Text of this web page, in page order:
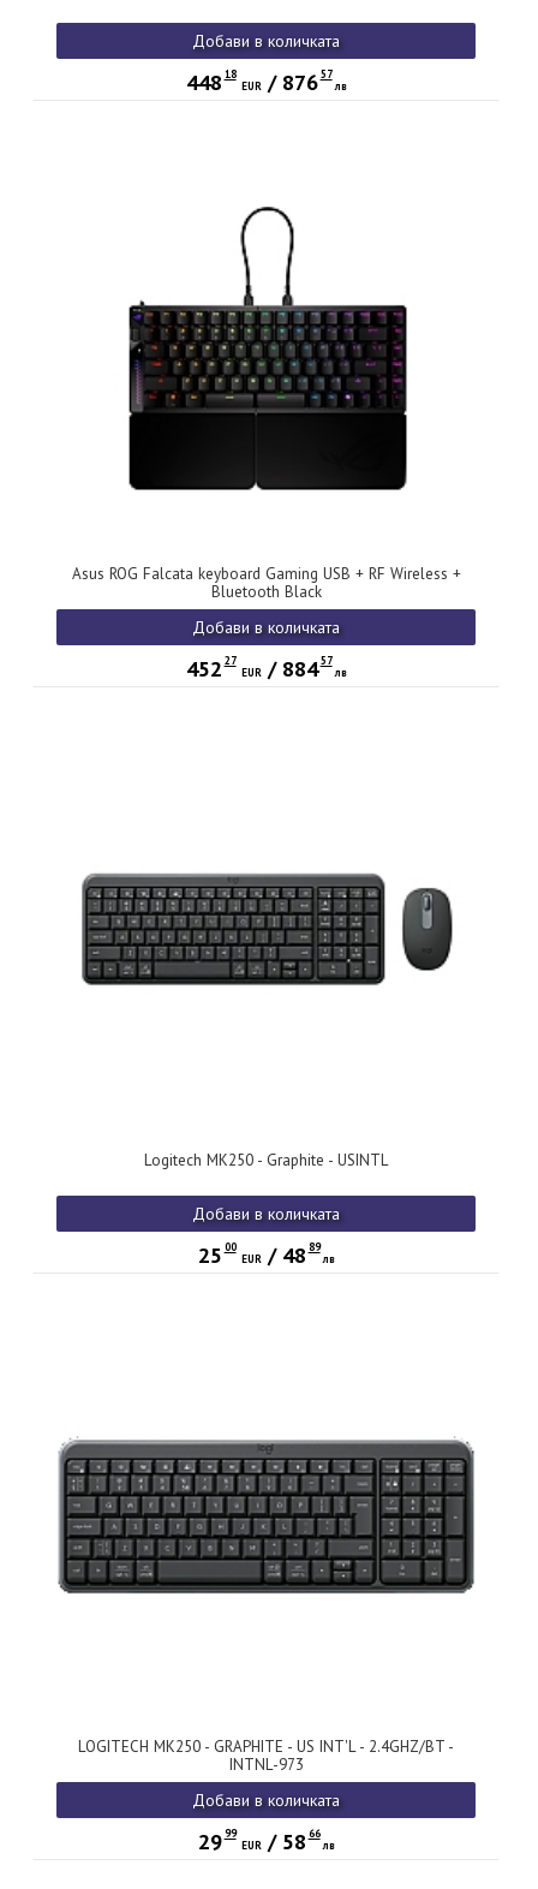
Добави в количката
448 18
EUR/ 876 57
лв
Asus ROG Falcata keyboard Gaming USB + RF Wireless +
Bluetooth Black
Добави в количката
452 27
EUR/ 884 57
лв
Logitech MK250 - Graphite - USINTL
Добави в количката
25 00
EUR/ 48 89
лв
LOGITECH MK250 - GRAPHITE - US INT'L - 2.4GHZ/BT -
INTNL-973
Добави в количката
29 99
EUR/ 58 66
лв